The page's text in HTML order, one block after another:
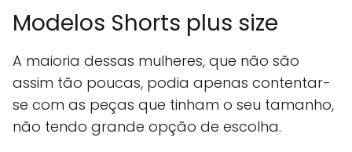
Modelos Shorts plus size
A maioria dessas mulheres, que não são
assim tão poucas, podia apenas contentar-
se com as peças que tinham o seu tamanho,
não tendo grande opção de escolha.